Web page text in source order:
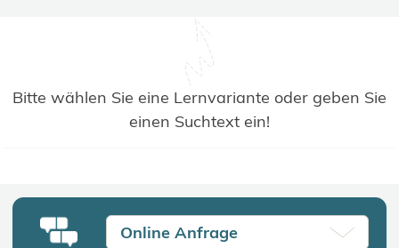
Bitte wählen Sie eine Lernvariante oder geben Sie
einen Suchtext ein!
Online Anfrage